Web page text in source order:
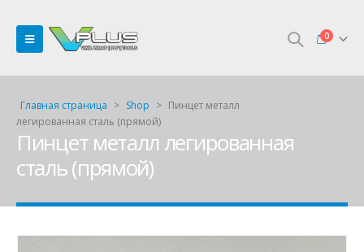
0
Главная страница > Shop > Пинцет металл
легированная сталь (прямой)
Пинцет металл легированная
сталь (прямой)